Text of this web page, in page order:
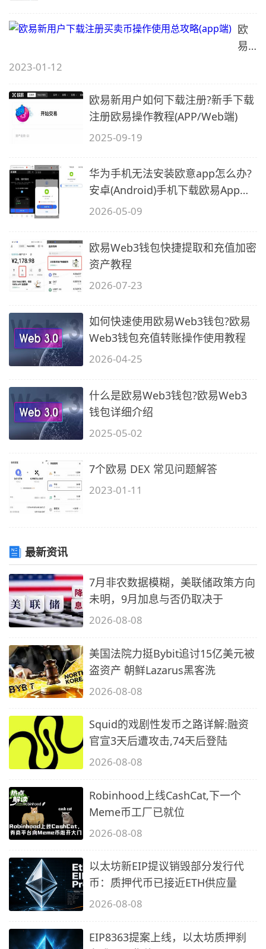
欧
易
户
买
卖
作
略
(app
2023-01-12
欧易新用户如何下载注册?新手下载
注册欧易操作教程(APP/Web端)
2025-09-19
华为手机无法安装欧意app怎么办?
安卓(Android)手机下载欧易App常
见问题
2026-05-09
欧易Web3钱包快捷提取和充值加密
资产教程
2026-07-23
如何快速使用欧易Web3钱包?欧易
Web3钱包充值转账操作使用教程
2026-04-25
什么是欧易Web3钱包?欧易Web3
钱包详细介绍
2025-05-02
7个欧易 DEX 常见问题解答
2023-01-11
最新资讯
7月非农数据模糊，美联储政策方向
未明，9月加息与否仍取决于
2026-08-08
美国法院力挺Bybit追讨15亿美元被
盗资产 朝鲜Lazarus黑客洗
2026-08-08
Squid的戏剧性发币之路详解:融资
官宣3天后遭攻击,74天后登陆
2026-08-08
Robinhood上线CashCat,下一个
Meme币工厂已就位
2026-08-08
以太坊新EIP提议销毁部分发行代
币：质押代币已接近ETH供应量
2026-08-08
EIP8363提案上线，以太坊质押刹